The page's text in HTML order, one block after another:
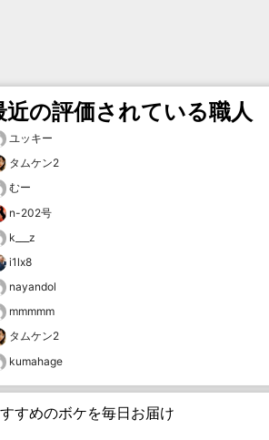
近の評価されている職人
ユッキー
タムケン2
むー
n-202号
k___z
i1lx8
nayandol
mmmmm
タムケン2
kumahage
すめのボケを毎日お届け